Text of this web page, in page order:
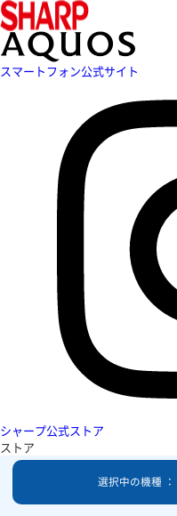
スマートフォン公式サイト
シャープ公式ストア
ストア
選択中の機種 ：